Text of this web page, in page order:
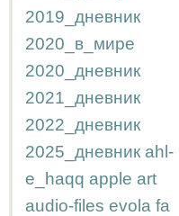
2019_дневник
2020_в_мире
2020_дневник
2021_дневник
2022_дневник
2025_дневник ahl-
e_haqq apple art
audio-files evola fa